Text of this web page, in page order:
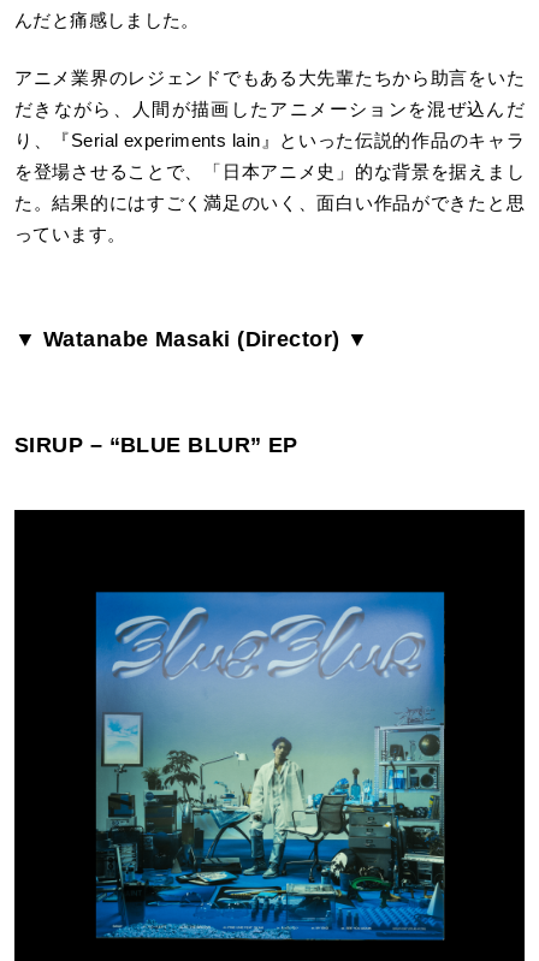
んだと痛感しました。
アニメ業界のレジェンドでもある大先輩たちから助言をいた
だきながら、人間が描画したアニメーションを混ぜ込んだ
り、『Serial experiments lain』といった伝説的作品のキャラ
を登場させることで、「日本アニメ史」的な背景を据えまし
た。結果的にはすごく満足のいく、面白い作品ができたと思
っています。
▼ Watanabe Masaki (Director) ▼
SIRUP – “BLUE BLUR” EP